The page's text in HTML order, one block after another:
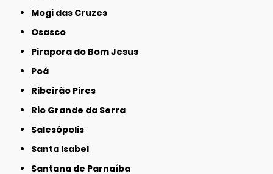
Mogi das Cruzes
Osasco
Pirapora do Bom Jesus
Poá
Ribeirão Pires
Rio Grande da Serra
Salesópolis
Santa Isabel
Santana de Parnaíba